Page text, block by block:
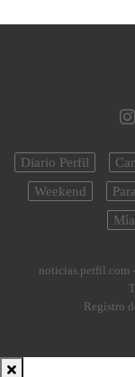
Diario Perfil
Weekend
Mía
noticias.perfil.com
Registro